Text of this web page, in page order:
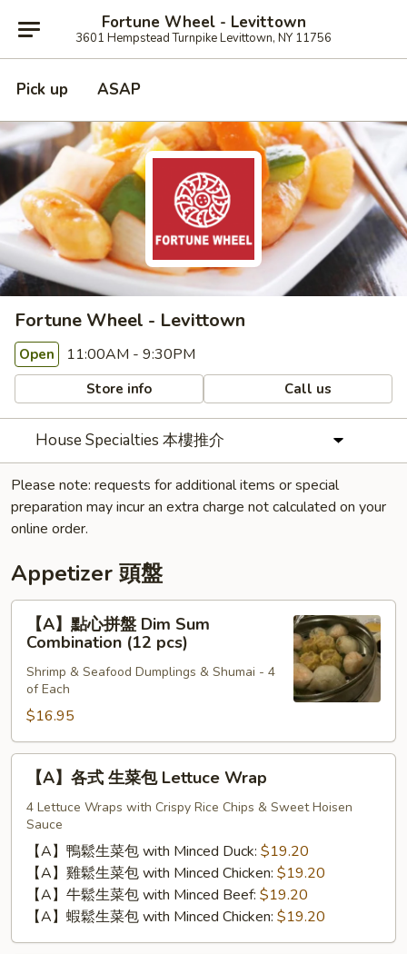
Fortune Wheel - Levittown
3601 Hempstead Turnpike Levittown, NY 11756
Pick up ASAP
Fortune Wheel - Levittown
Open 11:00AM - 9:30PM
Store info Call us
House Specialties 本樓推介
Please note: requests for additional items or special
preparation may incur an extra charge not calculated on your
online order.
Appetizer 頭盤
【A】
Dim
Sum
Combination
pcs)
【A】點心拼盤 Dim Sum
Combination (12 pcs)
Shrimp & Seafood Dumplings & Shumai - 4
of Each
$16.95
【A】
Lettuce
Wrap
【A】各式 生菜包 Lettuce Wrap
4 Lettuce Wraps with Crispy Rice Chips & Sweet Hoisen
Sauce
【A】鴨鬆生菜包 with Minced Duck: $19.20
【A】雞鬆生菜包 with Minced Chicken: $19.20
【A】牛鬆生菜包 with Minced Beef: $19.20
【A】蝦鬆生菜包 with Minced Chicken: $19.20